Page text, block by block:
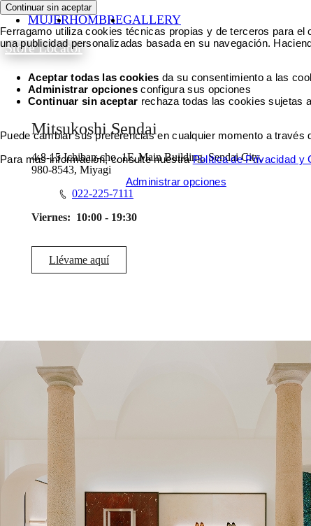
MUJERHOMBREGALLERY
Store Locator
Mitsukoshi Sendai
4-8-15 Ichiban-cho, 1F, Main Building, Sendai City,
980-8543, Miyagi
022-225-7111
Viernes: 10:00 - 19:30
Llévame aquí
Continuar sin aceptar
Ferragamo utiliza cookies técnicas propias y de terceros para
una publicidad personalizadas basada en su navegación.
Aceptar todas las cookies da su consentimiento a las
Administrar opciones configura sus opciones
Continuar sin aceptar rechaza todas las cookies sujetas
Puede cambiar sus preferencias en cualquier momento a
Para más información, consulte nuestraPolítica de Privacidad y
Administrar opciones